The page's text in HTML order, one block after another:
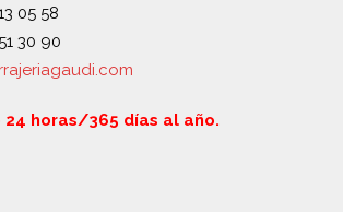
05 58
30 90
24 horas/365 días al año.